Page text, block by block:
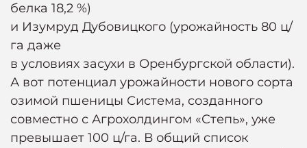
белка 18,2 %)
и Изумруд Дубовицкого (урожайность 80 ц/
га даже
в условиях засухи в Оренбургской области).
А вот потенциал урожайности нового сорта
озимой пшеницы Система, созданного
совместно с Агрохолдингом «Степь», уже
превышает 100 ц/га. В общий список